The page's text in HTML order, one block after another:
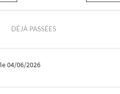
DÉJÀ PASSÉES
le 04/06/2026